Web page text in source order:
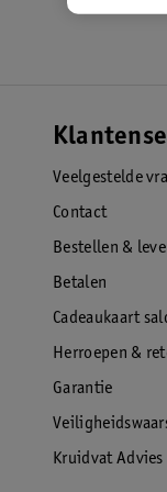
Veelgestelde
Contact
Bestellen &
Betalen
Cadeaukaart
Herroepen &
Garantie
Kruidvat Advies